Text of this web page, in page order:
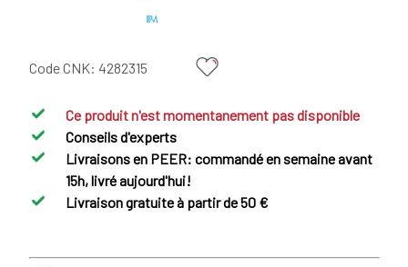
Code CNK: 4282315
Ce produit n'est momentanement pas disponible
Conseils d'experts
Livraisons en PEER: commandé en semaine avant
15h, livré aujourd'hui!
Livraison gratuite à partir de 50 €